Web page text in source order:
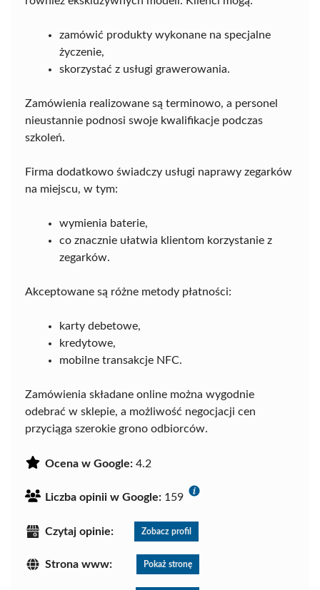
zamówić produkty wykonane na specjalne
życzenie,
skorzystać z usługi grawerowania.
Zamówienia realizowane są terminowo, a personel
nieustannie podnosi swoje kwalifikacje podczas
szkoleń.
Firma dodatkowo świadczy usługi naprawy zegarków
na miejscu, w tym:
wymienia baterie,
co znacznie ułatwia klientom korzystanie z
zegarków.
Akceptowane są różne metody płatności:
karty debetowe,
kredytowe,
mobilne transakcje NFC.
Zamówienia składane online można wygodnie
odebrać w sklepie, a możliwość negocjacji cen
przyciąga szerokie grono odbiorców.
Ocena w Google: 4.2
Liczba opinii w Google: 159
Czytaj opinie: Zobacz profil
Strona www: Pokaż stronę